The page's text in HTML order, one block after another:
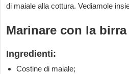
di maiale alla cottura. Vediamole
Marinare con la birra
Ingredienti:
Costine di maiale;